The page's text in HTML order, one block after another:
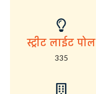
स्ट्रीट लाईट पोल
335